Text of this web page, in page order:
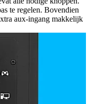
te regelen. Bovendien
aux-ingang makkelijk